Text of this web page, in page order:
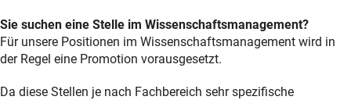
Sie suchen eine Stelle im Wissenschaftsmanagement?
Für unsere Positionen im Wissenschaftsmanagement wird in
der Regel eine Promotion vorausgesetzt.
Da diese Stellen je nach Fachbereich sehr spezifische